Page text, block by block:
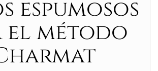
espumosos
el método